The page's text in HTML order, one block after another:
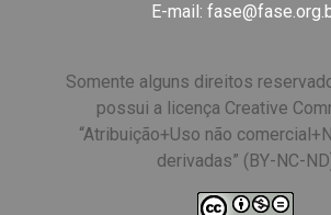
E-mail:
Somente alguns direitos
possui a licença Creative
“Atribuição+Uso não
derivadas” (BY-NC-